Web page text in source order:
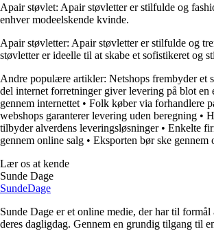
Apair støvlet: Apair støvletter er stilfulde og
enhver modeelskende kvinde.
Apair støvletter: Apair støvletter er stilfulde og
støvletter er ideelle til at skabe et sofistikeret og
Andre populære artikler: Netshops frembyder et
del internet forretninger giver levering på blot en
gennem internettet • Folk køber via forhandlere
webshops garanterer levering uden beregning •
tilbyder alverdens leveringsløsninger• Enkelte
gennem online salg • Eksporten bør ske gennem
Lær os at kende
Sunde Dage
SundeDage
Sunde Dage er et online medie, der har til
deres dagligdag. Gennem en grundig tilgang til